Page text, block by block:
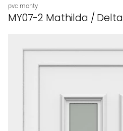
Proveedor:
pvc monty
MY07-2 Mathilda /